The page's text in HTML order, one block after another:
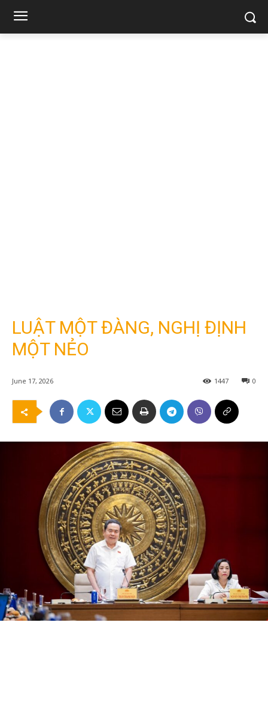
LUẬT MỘT ĐÀNG, NGHỊ ĐỊNH
MỘT NẺO
June 17, 2026 0
1447